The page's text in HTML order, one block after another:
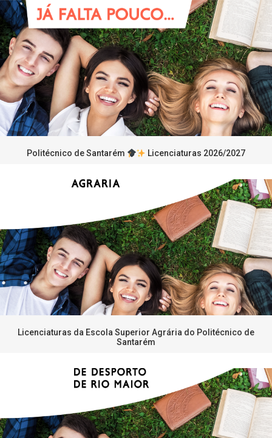
Politécnico de Santarém Licenciaturas 2026/2027
Licenciaturas da Escola Superior Agrária do Politécnico de
Santarém